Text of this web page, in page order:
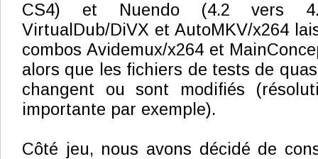
CS4) et Nuendo (4.2 vers
VirtualDub/DiVX et AutoMKV/x264
combos Avidemux/x264 et
alors que les fichiers de tests de
changent ou sont modifiés
importante par exemple).
Côté jeu, nous avons décidé de